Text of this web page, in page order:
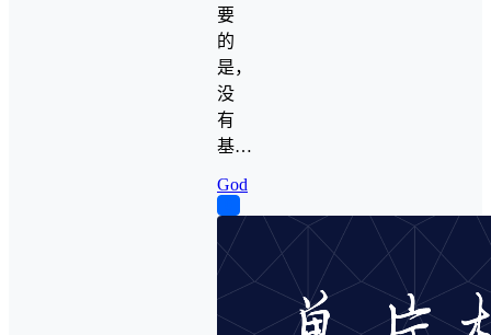
要
的
是，
没
有
基…
God